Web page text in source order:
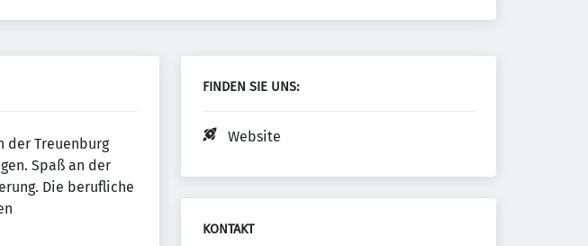
der Treuenburg
Spaß an der
Die berufliche
FINDEN SIE UNS:
Website
KONTAKT